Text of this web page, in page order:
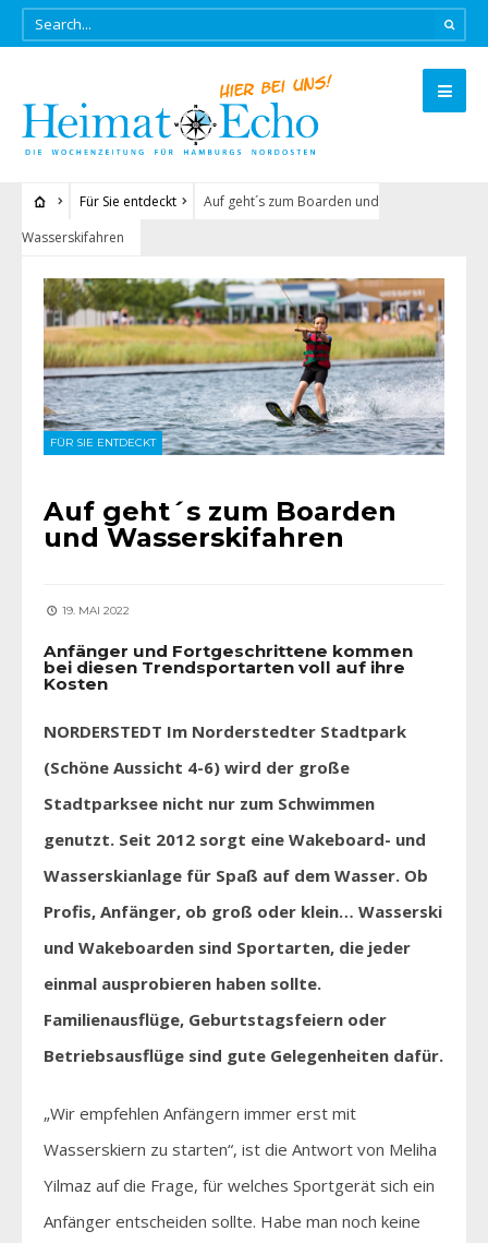
Für Sie entdeckt
Auf geht´s zum Boarden und
Wasserskifahren
FÜR SIE ENTDECKT
Auf geht´s zum Boarden
und Wasserskifahren
19. MAI 2022
Anfänger und Fortgeschrittene kommen
bei diesen Trendsportarten voll auf ihre
Kosten
NORDERSTEDT Im Norderstedter Stadtpark
(Schöne Aussicht 4-6) wird der große
Stadtparksee nicht nur zum Schwimmen
genutzt. Seit 2012 sorgt eine Wakeboard- und
Wasserskianlage für Spaß auf dem Wasser. Ob
Profis, Anfänger, ob groß oder klein… Wasserski
und Wakeboarden sind Sportarten, die jeder
einmal ausprobieren haben sollte.
Familienausflüge, Geburtstagsfeiern oder
Betriebsausflüge sind gute Gelegenheiten dafür.
„Wir empfehlen Anfängern immer erst mit
Wasserskiern zu starten“, ist die Antwort von Meliha
Yilmaz auf die Frage, für welches Sportgerät sich ein
Anfänger entscheiden sollte. Habe man noch keine